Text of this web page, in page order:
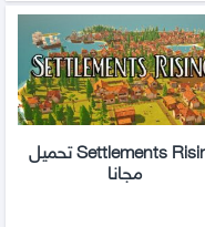
Settlements Rising تحميل
مجانا